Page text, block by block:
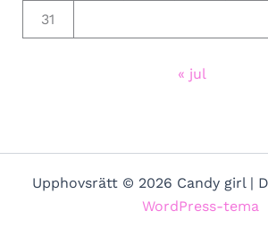
31
« jul
Upphovsrätt © 2026 Candy girl |
WordPress-tema